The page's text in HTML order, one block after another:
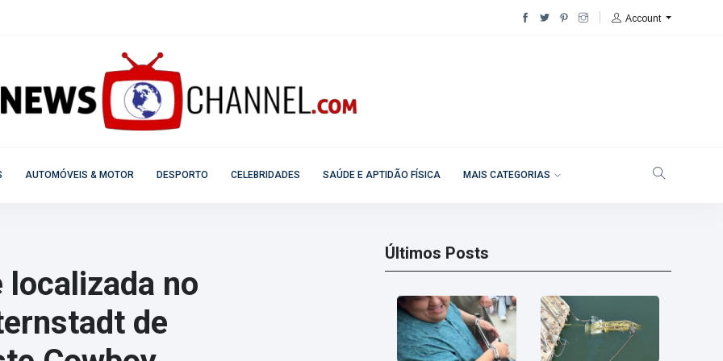
Account
AUTOMÓVEIS & MOTOR DESPORTO CELEBRIDADES SAÚDE E APTIDÃO FÍSICA MAIS CATEGORIAS
localizada no
de
Últimos Posts